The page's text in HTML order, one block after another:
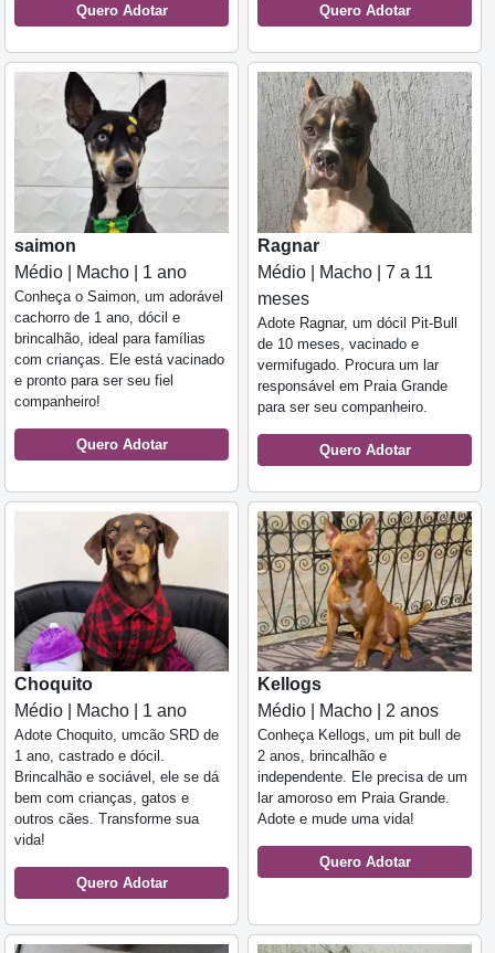
Quero Adotar Quero Adotar
saimon
Médio | Macho | 1 ano
Conheça o Saimon, um adorável
cachorro de 1 ano, dócil e
brincalhão, ideal para famílias
com crianças. Ele está vacinado
e pronto para ser seu fiel
companheiro!
Quero Adotar
Ragnar
Médio | Macho | 7 a 11
meses
Adote Ragnar, um dócil Pit-Bull
de 10 meses, vacinado e
vermifugado. Procura um lar
responsável em Praia Grande
para ser seu companheiro.
Quero Adotar
Choquito
Médio | Macho | 1 ano
Adote Choquito, umcão SRD de
1 ano, castrado e dócil.
Brincalhão e sociável, ele se dá
bem com crianças, gatos e
outros cães. Transforme sua
vida!
Quero Adotar
Kellogs
Médio | Macho | 2 anos
Conheça Kellogs, um pit bull de
2 anos, brincalhão e
independente. Ele precisa de um
lar amoroso em Praia Grande.
Adote e mude uma vida!
Quero Adotar